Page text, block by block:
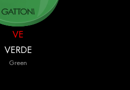
VE
VERDE
Green